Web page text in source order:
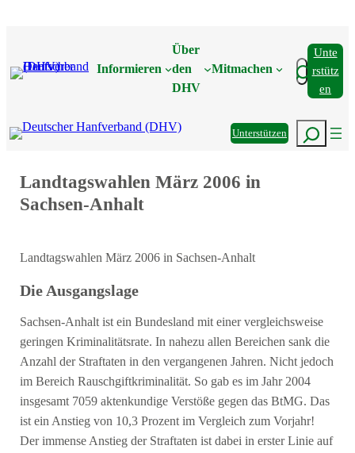
Informieren
Über
den
DHV
Mitmachen Suchen
Unte
Rstütz
En
UnterstützenSuchen
Landtagswahlen März 2006 in
Sachsen-Anhalt
Landtagswahlen März 2006 in Sachsen-Anhalt
Die Ausgangslage
Sachsen-Anhalt ist ein Bundesland mit einer vergleichsweise
geringen Kriminalitätsrate. In nahezu allen Bereichen sank die
Anzahl der Straftaten in den vergangenen Jahren. Nicht jedoch
im Bereich Rauschgiftkriminalität. So gab es im Jahr 2004
insgesamt 7059 aktenkundige Verstöße gegen das BtMG. Das
ist ein Anstieg von 10,3 Prozent im Vergleich zum Vorjahr!
Der immense Anstieg der Straftaten ist dabei in erster Linie auf